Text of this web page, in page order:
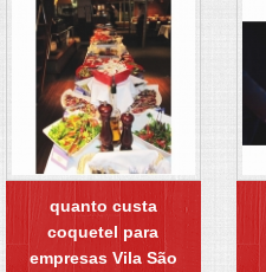
quanto custa
coquetel para
empresas Vila São